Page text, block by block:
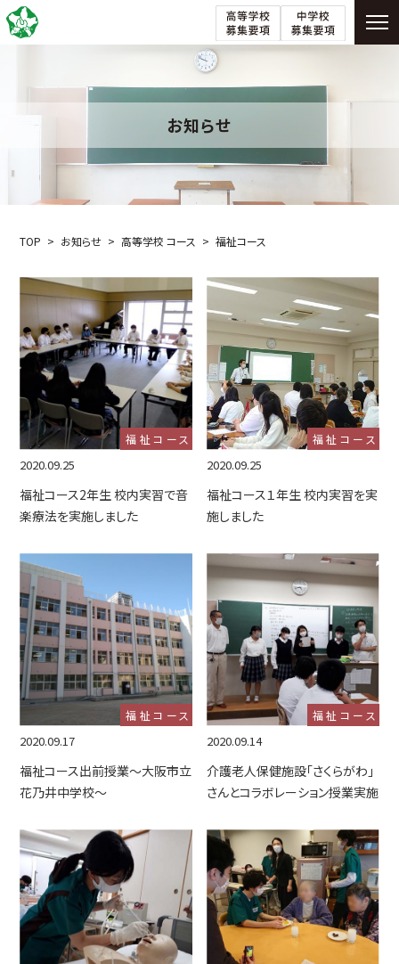
お知らせ
TOP お知らせ 高等学校 コース 福祉コース
福祉コース
2020.09.25
福祉コース2年生 校内実習で音
楽療法を実施しました
福祉コース
2020.09.25
福祉コース１年生 校内実習を実
施しました
福祉コース
2020.09.17
福祉コース出前授業～大阪市立
花乃井中学校～
福祉コース
2020.09.14
介護老人保健施設「さくらがわ」
さんとコラボレーション授業実施